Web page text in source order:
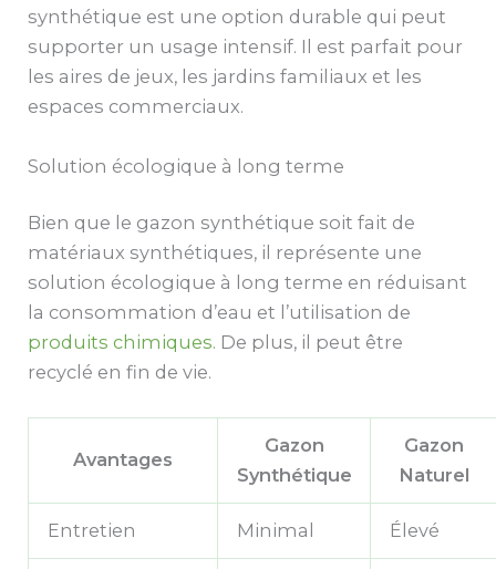
synthétique est une option durable qui peut
supporter un usage intensif. Il est parfait pour
les aires de jeux, les jardins familiaux et les
espaces commerciaux.
Solution écologique à long terme
Bien que le gazon synthétique soit fait de
matériaux synthétiques, il représente une
solution écologique à long terme en réduisant
la consommation d’eau et l’utilisation de
produits chimiques. De plus, il peut être
recyclé en fin de vie.
Avantages
Gazon
Synthétique
Gazon
Naturel
Entretien Minimal Élevé